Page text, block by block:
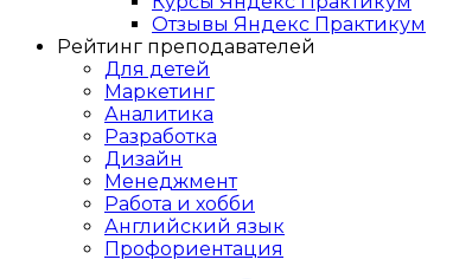
Отзывы Яндекс Практикум
Рейтинг преподавателей
Для детей
Маркетинг
Аналитика
Разработка
Дизайн
Менеджмент
Работа и хобби
Английский язык
Профориентация